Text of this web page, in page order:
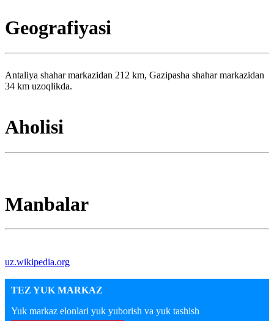
Geografiyasi
Antaliya shahar markazidan 212 km, Gazipasha shahar markazidan
34 km uzoqlikda.
Aholisi
Manbalar
uz.wikipedia.org
TEZ YUK MARKAZ
Yuk markaz elonlari yuk yuborish va yuk tashish